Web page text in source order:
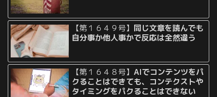
【第１６４９号】 同じ文章を読んでも
自分事か他人事かで反応は全然違う
【第１６４８号】AIでコンテンツをパ
クることはできても、コンテクストや
タイミングをパクることはできない